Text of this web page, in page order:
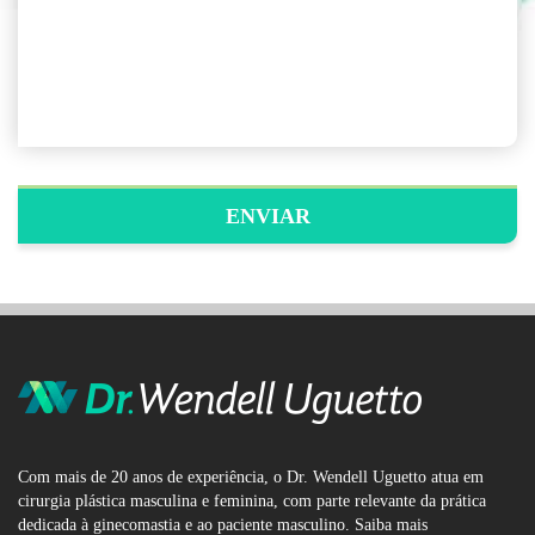
Com mais de 20 anos de experiência, o Dr. Wendell Uguetto atua em
cirurgia plástica masculina e feminina, com parte relevante da prática
dedicada à ginecomastia e ao paciente masculino. Saiba mais